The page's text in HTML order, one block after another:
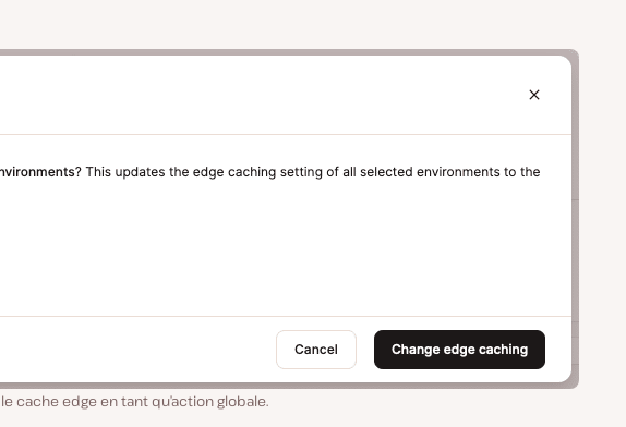
le cache edge en tant qu’action globale.